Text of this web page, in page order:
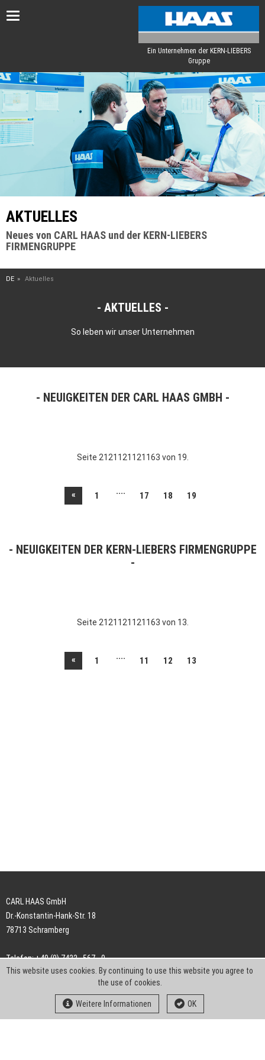
Toggle
Ein Unternehmen der KERN-LIEBERS
Gruppe
AKTUELLES
Neues von CARL HAAS und der KERN-LIEBERS
FIRMENGRUPPE
DE Aktuelles
AKTUELLES
So leben wir unser Unternehmen
NEUIGKEITEN DER CARL HAAS GMBH
Seite 2121121121163 von 19.
« 1 .... 17 18 19
NEUIGKEITEN DER KERN-LIEBERS FIRMENGRUPPE
Seite 2121121121163 von 13.
« 1 .... 11 12 13
CARL HAAS GmbH
Dr.-Konstantin-Hank-Str. 18
78713 Schramberg
Telefon: +49 (0) 7422 . 567 - 0
Telefax: +49 (0) 7422 . 567 - 239
info-ch@kern-liebers.com
This website uses cookies. By continuing to use this website you agree to
the use of cookies.
Weitere Informationen OK